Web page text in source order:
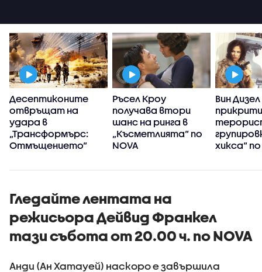
Десептиконите
отвръщат на
удара в
„Трансформърс:
Отмъщението“
Ръсел Кроу
получава втори
шанс на ринга в
„Късметлията“ по
NOVA
Вин
хикса“
Гледайте лентата на
режисьора Дейвид Франкел
тази събота от 20.00 ч. по NOVA
Анди (Ан Хатауей) наскоро е завършила